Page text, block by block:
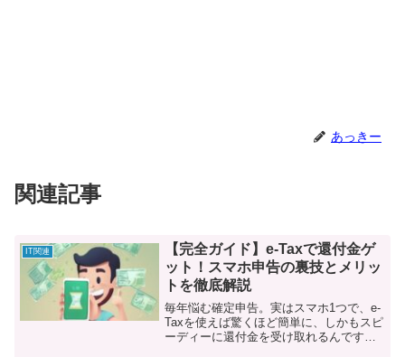
あっきー
関連記事
IT関連
【完全ガイド】e-Taxで還付金ゲ
ット！スマホ申告の裏技とメリッ
トを徹底解説
毎年悩む確定申告。実はスマホ1つで、e-
Taxを使えば驚くほど簡単に、しかもスピ
ーディーに還付金を受け取れるんです！